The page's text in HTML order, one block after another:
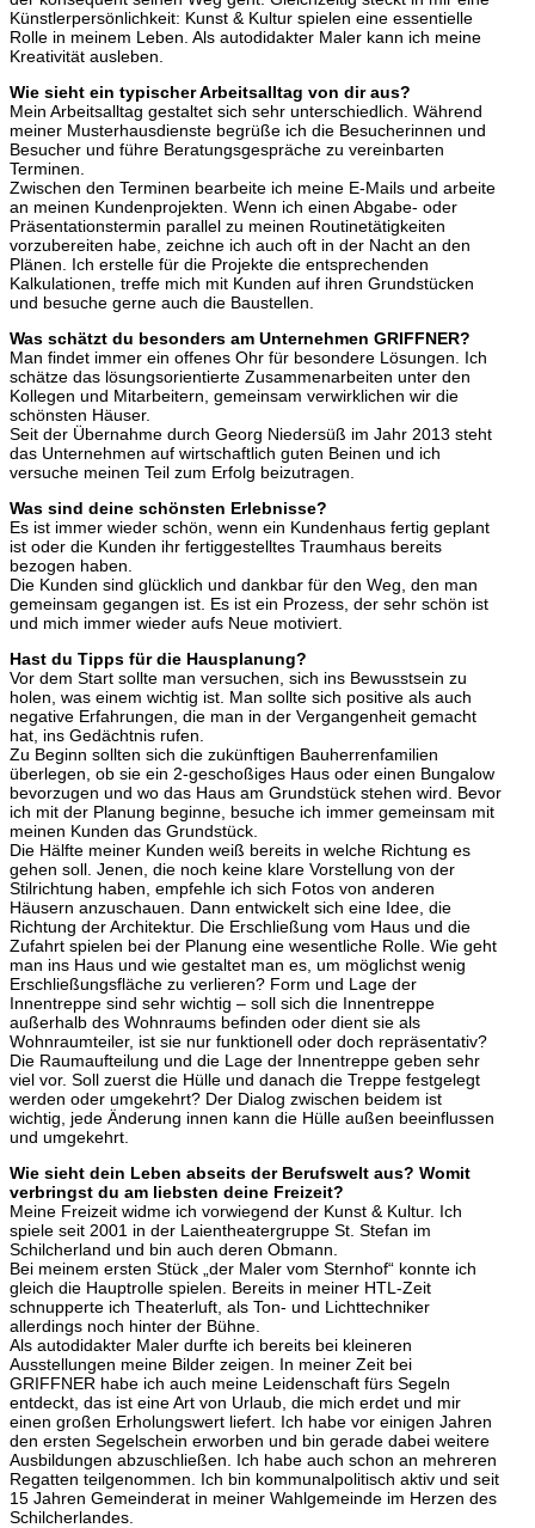
Künstlerpersönlichkeit: Kunst & Kultur spielen eine essentielle
Rolle in meinem Leben. Als autodidakter Maler kann ich meine
Kreativität ausleben.
Wie sieht ein typischer Arbeitsalltag von dir aus?
Mein Arbeitsalltag gestaltet sich sehr unterschiedlich. Während
meiner Musterhausdienste begrüße ich die Besucherinnen und
Besucher und führe Beratungsgespräche zu vereinbarten
Terminen.
Zwischen den Terminen bearbeite ich meine E-Mails und arbeite
an meinen Kundenprojekten. Wenn ich einen Abgabe- oder
Präsentationstermin parallel zu meinen Routinetätigkeiten
vorzubereiten habe, zeichne ich auch oft in der Nacht an den
Plänen. Ich erstelle für die Projekte die entsprechenden
Kalkulationen, treffe mich mit Kunden auf ihren Grundstücken
und besuche gerne auch die Baustellen.
Was schätzt du besonders am Unternehmen GRIFFNER?
Man findet immer ein offenes Ohr für besondere Lösungen. Ich
schätze das lösungsorientierte Zusammenarbeiten unter den
Kollegen und Mitarbeitern, gemeinsam verwirklichen wir die
schönsten Häuser.
Seit der Übernahme durch Georg Niedersüß im Jahr 2013 steht
das Unternehmen auf wirtschaftlich guten Beinen und ich
versuche meinen Teil zum Erfolg beizutragen.
Was sind deine schönsten Erlebnisse?
Es ist immer wieder schön, wenn ein Kundenhaus fertig geplant
ist oder die Kunden ihr fertiggestelltes Traumhaus bereits
bezogen haben.
Die Kunden sind glücklich und dankbar für den Weg, den man
gemeinsam gegangen ist. Es ist ein Prozess, der sehr schön ist
und mich immer wieder aufs Neue motiviert.
Hast du Tipps für die Hausplanung?
Vor dem Start sollte man versuchen, sich ins Bewusstsein zu
holen, was einem wichtig ist. Man sollte sich positive als auch
negative Erfahrungen, die man in der Vergangenheit gemacht
hat, ins Gedächtnis rufen.
Zu Beginn sollten sich die zukünftigen Bauherrenfamilien
überlegen, ob sie ein 2-geschoßiges Haus oder einen Bungalow
bevorzugen und wo das Haus am Grundstück stehen wird. Bevor
ich mit der Planung beginne, besuche ich immer gemeinsam mit
meinen Kunden das Grundstück.
Die Hälfte meiner Kunden weiß bereits in welche Richtung es
gehen soll. Jenen, die noch keine klare Vorstellung von der
Stilrichtung haben, empfehle ich sich Fotos von anderen
Häusern anzuschauen. Dann entwickelt sich eine Idee, die
Richtung der Architektur. Die Erschließung vom Haus und die
Zufahrt spielen bei der Planung eine wesentliche Rolle. Wie geht
man ins Haus und wie gestaltet man es, um möglichst wenig
Erschließungsfläche zu verlieren? Form und Lage der
Innentreppe sind sehr wichtig – soll sich die Innentreppe
außerhalb des Wohnraums befinden oder dient sie als
Wohnraumteiler, ist sie nur funktionell oder doch repräsentativ?
Die Raumaufteilung und die Lage der Innentreppe geben sehr
viel vor. Soll zuerst die Hülle und danach die Treppe festgelegt
werden oder umgekehrt? Der Dialog zwischen beidem ist
wichtig, jede Änderung innen kann die Hülle außen beeinflussen
und umgekehrt.
Wie sieht dein Leben abseits der Berufswelt aus? Womit
verbringst du am liebsten deine Freizeit?
Meine Freizeit widme ich vorwiegend der Kunst & Kultur. Ich
spiele seit 2001 in der Laientheatergruppe St. Stefan im
Schilcherland und bin auch deren Obmann.
Bei meinem ersten Stück „der Maler vom Sternhof“ konnte ich
gleich die Hauptrolle spielen. Bereits in meiner HTL-Zeit
schnupperte ich Theaterluft, als Ton- und Lichttechniker
allerdings noch hinter der Bühne.
Als autodidakter Maler durfte ich bereits bei kleineren
Ausstellungen meine Bilder zeigen. In meiner Zeit bei
GRIFFNER habe ich auch meine Leidenschaft fürs Segeln
entdeckt, das ist eine Art von Urlaub, die mich erdet und mir
einen großen Erholungswert liefert. Ich habe vor einigen Jahren
den ersten Segelschein erworben und bin gerade dabei weitere
Ausbildungen abzuschließen. Ich habe auch schon an mehreren
Regatten teilgenommen. Ich bin kommunalpolitisch aktiv und seit
15 Jahren Gemeinderat in meiner Wahlgemeinde im Herzen des
Schilcherlandes.